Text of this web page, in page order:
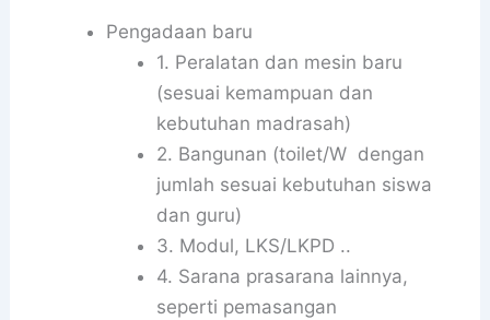
Pengadaan baru
1. Peralatan dan mesin baru
(sesuai kemampuan dan
kebutuhan madrasah)
2. Bangunan (toilet/W dengan
jumlah sesuai kebutuhan siswa
dan guru)
3. Modul, LKS/LKPD ..
4. Sarana prasarana lainnya,
seperti pemasangan